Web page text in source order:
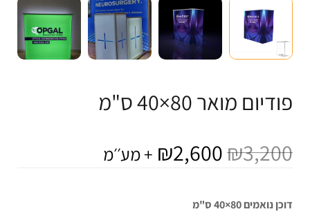
פודיום מואר 80×40 ס"מ
₪3,200
₪2,600 + מע׳׳מ
דוכן נואמים 80×40
ס"מ